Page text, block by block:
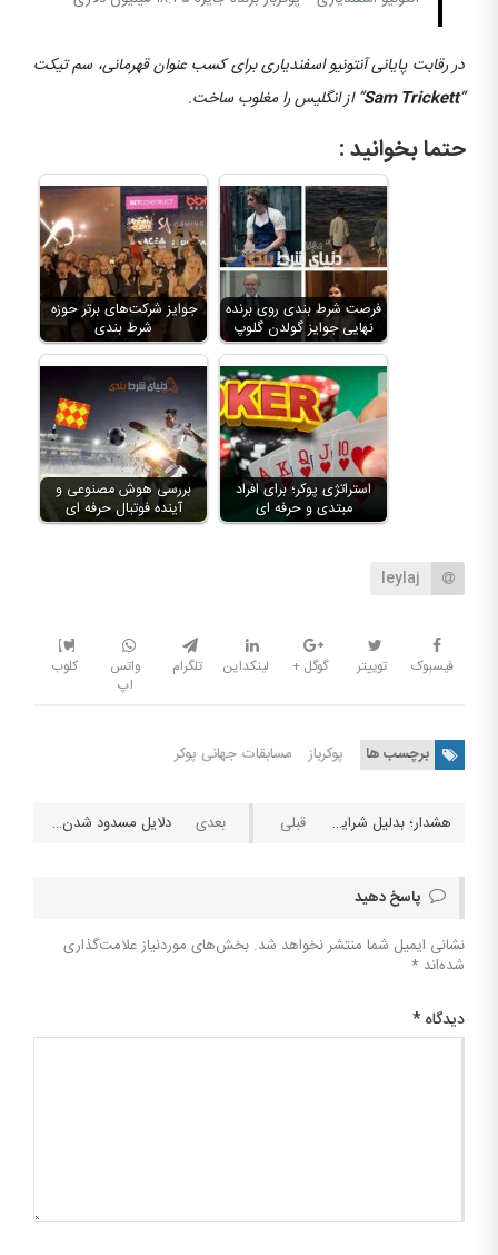
در رقابت پایانی آنتونیو اسفندیاری برای کسب عنوان قهرمانی، سم تیکت
“
Sam Trickett” از انگلیس را مغلوب ساخت.
حتما بخوانید :
جوایز شرکت‌های برتر حوزه
شرط بندی
فرصت شرط بندی روی برنده
نهایی جوایز گولدن گلوپ
بررسی هوش مصنوعی و
آینده فوتبال حرفه ای
استراتژی پوکر؛ برای افراد
مبتدی و حرفه ای
leylaj
فیسبوک توییتر گوگل + لینکداین تلگرام
واتس
اپ
کلوب
برچسب ها پوکرباز مسابقات جهانی پوکر
هشدار؛ بدلیل شرایط جنگی برای واریز و برداشت از سایت های شرط بندی احتیاط کنید دلایل مسدود شدن دارایی ارز دیجیتال؛ واریز و برداشت از سایت ۱XBet و سایت‌های شرط‌بندی دیگر
پاسخ دهید
نشانی ایمیل شما منتشر نخواهد شد. بخش‌های موردنیاز علامت‌گذاری
شده‌اند *
دیدگاه *